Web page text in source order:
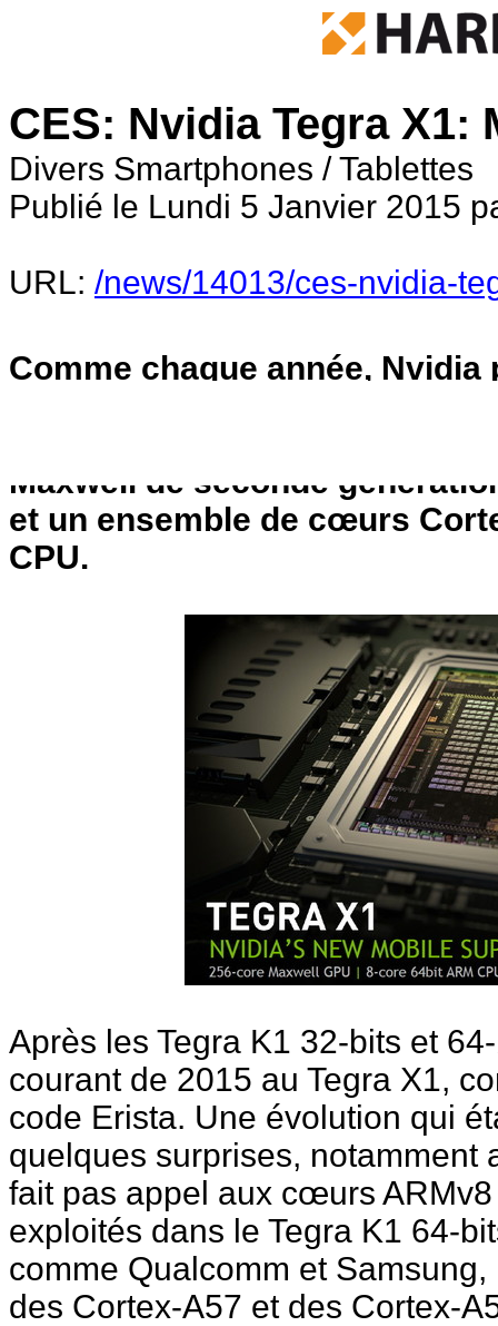
CES: Nvidia Tegra X1:
Divers Smartphones / Tablettes
Publié le Lundi 5 Janvier 2015
URL: /news/14013/ces-nvidia-
Comme chaque année,
Maxwell de seconde
et un ensemble de cœurs
CPU.
Après les Tegra K1 32-bits et
courant de 2015 au Tegra X1,
code Erista. Une évolution qui
quelques surprises, notamment
fait pas appel aux cœurs
exploités dans le Tegra K1 64-
comme Qualcomm et
des Cortex-A57 et des Cortex-